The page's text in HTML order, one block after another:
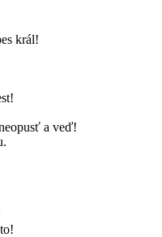
král!
a veď!